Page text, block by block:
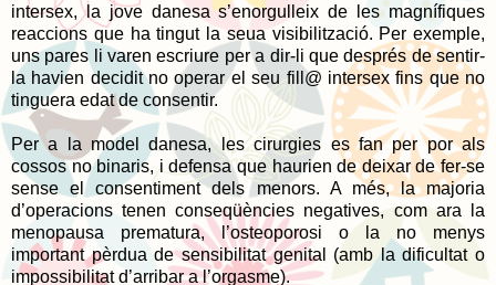
intersex, la jove danesa s’enorgulleix de les magnífiques
reaccions que ha tingut la seua visibilització. Per exemple,
uns pares li varen escriure per a dir-li que després de sentir-
la havien decidit no operar el seu fill@ intersex fins que no
tinguera edat de consentir.
Per a la model danesa, les cirurgies es fan per por als
cossos no binaris, i defensa que haurien de deixar de fer-se
sense el consentiment dels menors. A més, la majoria
d’operacions tenen conseqüències negatives, com ara la
menopausa prematura, l’osteoporosi o la no menys
important pèrdua de sensibilitat genital (amb la dificultat o
impossibilitat d’arribar a l’orgasme).